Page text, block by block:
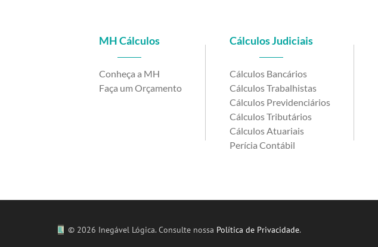
MH Cálculos
Conheça a MH
Faça um Orçamento
Cálculos Judiciais
Cálculos Bancários
Cálculos Trabalhistas
Cálculos Previdenciários
Cálculos Tributários
Cálculos Atuariais
Perícia Contábil
© 2026 Inegável Lógica. Consulte nossa Política de Privacidade.